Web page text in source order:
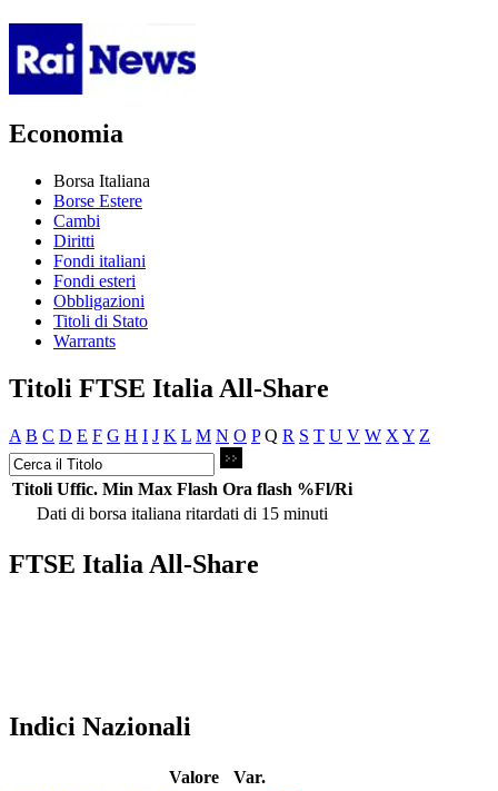
Economia
Borsa Italiana
Borse Estere
Cambi
Diritti
Fondi italiani
Fondi esteri
Obbligazioni
Titoli di Stato
Warrants
Titoli FTSE Italia All-Share
A B C D E F G H I J K L M N O P Q R S T U V W X Y Z
Titoli Uffic. Min Max Flash Ora flash %Fl/Ri
Dati di borsa italiana ritardati di 15 minuti
FTSE Italia All-Share
Indici Nazionali
Valore
Var.